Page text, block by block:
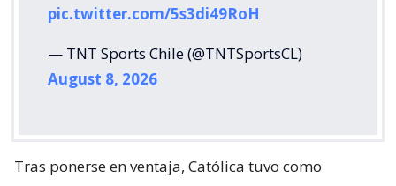
pic.twitter.com/5s3di49RoH
— TNT Sports Chile (@TNTSportsCL)
August 8, 2026
Tras ponerse en ventaja, Católica tuvo como